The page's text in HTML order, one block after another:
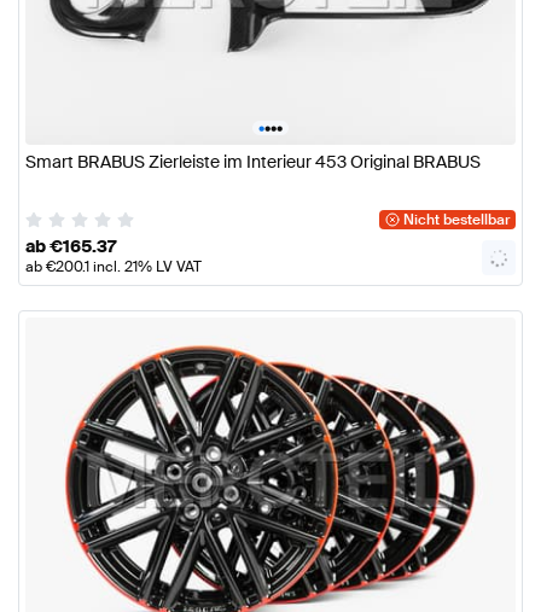
••••
Smart BRABUS Zierleiste im Interieur 453 Original BRABUS
Nicht bestellbar
ab€165.37
ab€200.1incl. 21% LV VAT